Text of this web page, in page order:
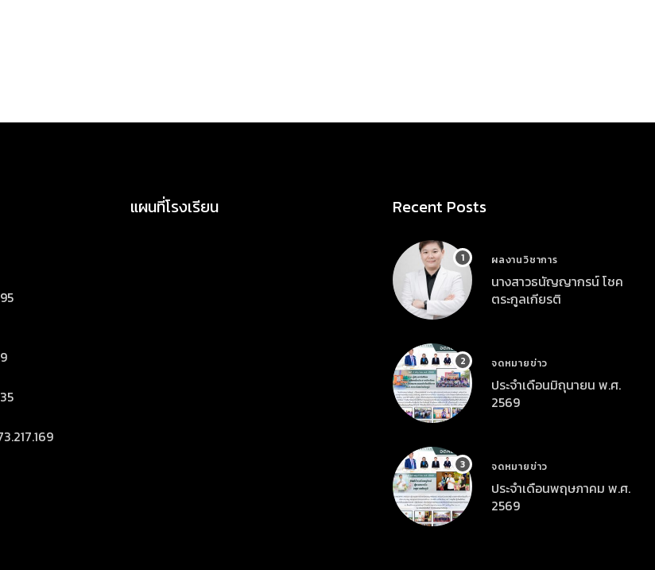
แผนที่โรงเรียน Recent Posts
ผลงานวิชาการ
นางสาวธนัญญากรน์ โชค
ตระกูลเกียรติ
จดหมายข่าว
ประจำเดือนมิถุนายน พ.ศ.
2569
จดหมายข่าว
ประจำเดือนพฤษภาคม พ.ศ.
2569